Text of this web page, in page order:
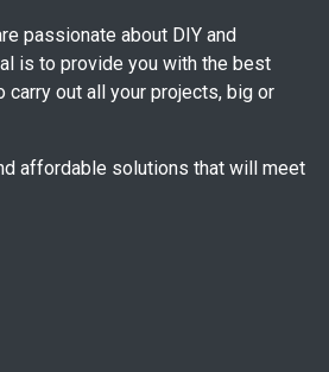
passionate about DIY and
is to provide you with the best
carry out all your projects, big or
affordable solutions that will meet